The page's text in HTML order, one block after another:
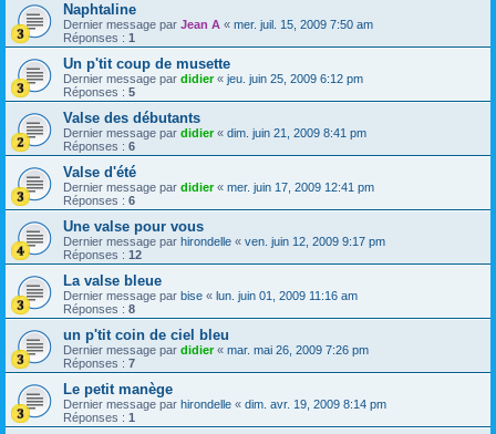
Naphtaline
Dernier message par Jean A « mer. juil. 15, 2009 7:50 am
Réponses : 1
Un p'tit coup de musette
Dernier message par didier« jeu. juin 25, 2009 6:12 pm
Réponses : 5
Valse des débutants
Dernier message par didier« dim. juin 21, 2009 8:41 pm
Réponses : 6
Valse d'été
Dernier message par didier« mer. juin 17, 2009 12:41 pm
Réponses : 6
Une valse pour vous
Dernier message par hirondelle « ven. juin 12, 2009 9:17 pm
Réponses : 12
La valse bleue
Dernier message par bise « lun. juin 01, 2009 11:16 am
Réponses : 8
un p'tit coin de ciel bleu
Dernier message par didier« mar. mai 26, 2009 7:26 pm
Réponses : 7
Le petit manège
Dernier message par hirondelle « dim. avr. 19, 2009 8:14 pm
Réponses : 1